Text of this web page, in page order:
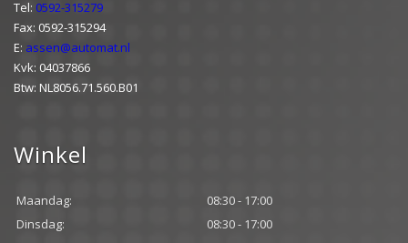
Tel: 0592-315279
Fax: 0592-315294
E: assen@automat.nl
Kvk: 04037866
Btw: NL8056.71.560.B01
Winkel
Maandag:
08:30 - 17:00
Dinsdag:
08:30 - 17:00